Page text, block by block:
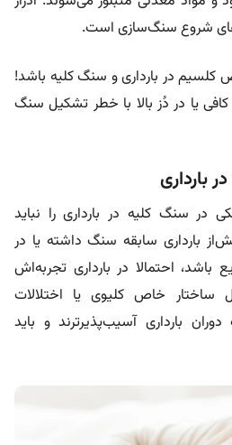
شروع سنگ‌سازی است.
کلسیم در بارداری و سنگ کلیه باشد!
یا در دُز بالا با خطر تشکیل سنگ
بارداری
سنگ کلیه در بارداری را نباید
بارداری سابقه سنگ داشته یا در
احتمالا در بارداری تجربه‌اش
ساختار خاص کلیوی یا اختلالات
دوران بارداری آسیب‌پذیرترند و باید